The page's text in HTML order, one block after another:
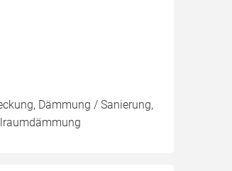
Dämmung / Sanierung,